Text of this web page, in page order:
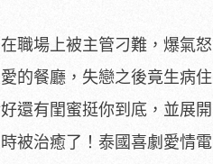
職場上被主管刁難， 爆氣怒
的餐廳， 失戀之後竟生病住
還有閨蜜挺你到底， 並展開
被治癒了！泰國喜劇愛情電